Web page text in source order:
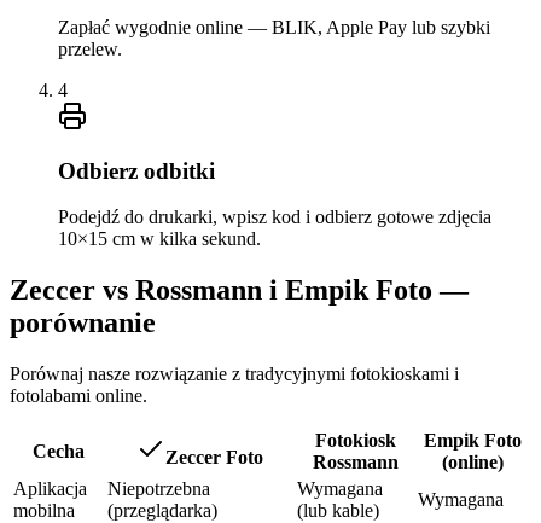
Zapłać wygodnie online — BLIK, Apple Pay lub szybki
przelew.
4
Odbierz odbitki
Podejdź do drukarki, wpisz kod i odbierz gotowe zdjęcia
10×15 cm w kilka sekund.
Zeccer vs Rossmann i Empik Foto —
porównanie
Porównaj nasze rozwiązanie z tradycyjnymi fotokioskami i
fotolabami online.
Cecha Zeccer Foto
Fotokiosk
Rossmann
Empik Foto
(online)
Aplikacja
mobilna
Niepotrzebna
(przeglądarka)
Wymagana
(lub kable)
Wymagana